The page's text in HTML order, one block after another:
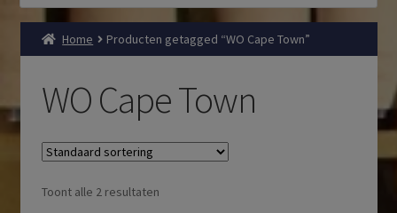
Home Producten getagged “WO Cape Town”
WO Cape Town
Toont alle 2 resultaten